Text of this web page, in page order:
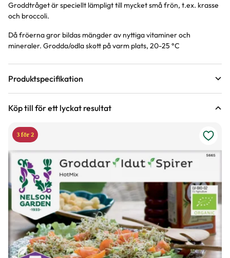
Produktinformation
Groddtråget är speciellt lämpligt till mycket små frön, t.ex. krasse
och broccoli.
Då fröerna gror bildas mängder av nyttiga vitaminer och
mineraler. Grodda/odla skott på varm plats, 20-25 °C
Produktspecifikation
Material Plast
Längd 15 cm
Bredd
Färg Svart
Varumärke Nelson Garden
Art nr 70512
Köp till för ett lyckat resultat
3 för 2